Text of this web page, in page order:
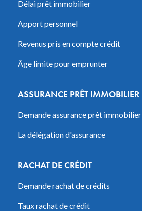
Délai prêt immobilier
Apport personnel
Revenus pris en compte crédit
Âge limite pour emprunter
ASSURANCE PRÊT IMMOBILIER
Demande assurance prêt immobilier
La délégation d'assurance
RACHAT DE CRÉDIT
Demande rachat de crédits
Taux rachat de crédit